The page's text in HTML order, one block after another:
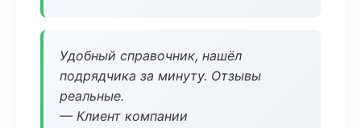
Удобный справочник, нашёл
подрядчика за минуту. Отзывы
реальные.
— Клиент компании